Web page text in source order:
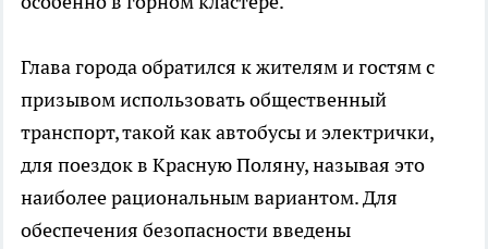
Глава города обратился к жителям и гостям с
призывом использовать общественный
транспорт, такой как автобусы и электрички,
для поездок в Красную Поляну, называя это
наиболее рациональным вариантом. Для
обеспечения безопасности введены